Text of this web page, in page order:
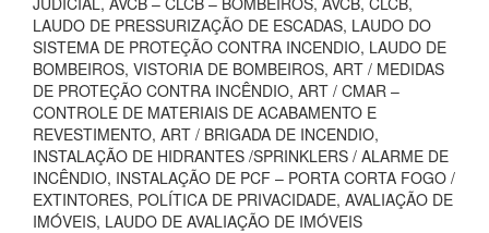
LAUDO DE PRESSURIZAÇÃO DE ESCADAS, LAUDO DO
SISTEMA DE PROTEÇÃO CONTRA INCENDIO, LAUDO DE
BOMBEIROS, VISTORIA DE BOMBEIROS, ART / MEDIDAS
DE PROTEÇÃO CONTRA INCÊNDIO, ART / CMAR –
CONTROLE DE MATERIAIS DE ACABAMENTO E
REVESTIMENTO, ART / BRIGADA DE INCENDIO,
INSTALAÇÃO DE HIDRANTES /SPRINKLERS / ALARME DE
INCÊNDIO, INSTALAÇÃO DE PCF – PORTA CORTA FOGO /
EXTINTORES, POLÍTICA DE PRIVACIDADE, AVALIAÇÃO DE
IMÓVEIS, LAUDO DE AVALIAÇÃO DE IMÓVEIS